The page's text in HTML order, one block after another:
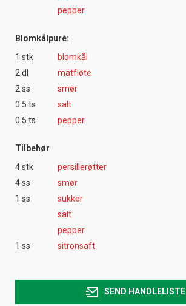
pepper
Blomkålpuré:
1 stk
blomkål
2 dl
matfløte
2 ss
smør
0.5 ts
salt
0.5 ts
pepper
Tilbehør
4 stk
persillerøtter
4 ss
smør
1 ss
sukker
salt
pepper
1 ss
sitronsaft
SEND HANDLELISTE